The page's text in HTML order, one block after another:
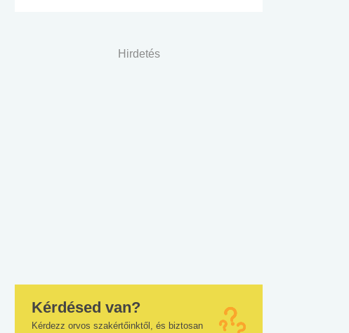
Hirdetés
Kérdésed van?
Kérdezz orvos szakértőinktől, és biztosan